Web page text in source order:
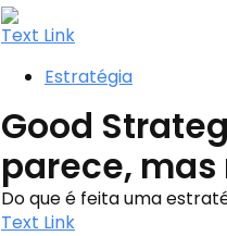
Text Link
Estratégia
Good
parece, mas
Do que é feita uma
Text Link